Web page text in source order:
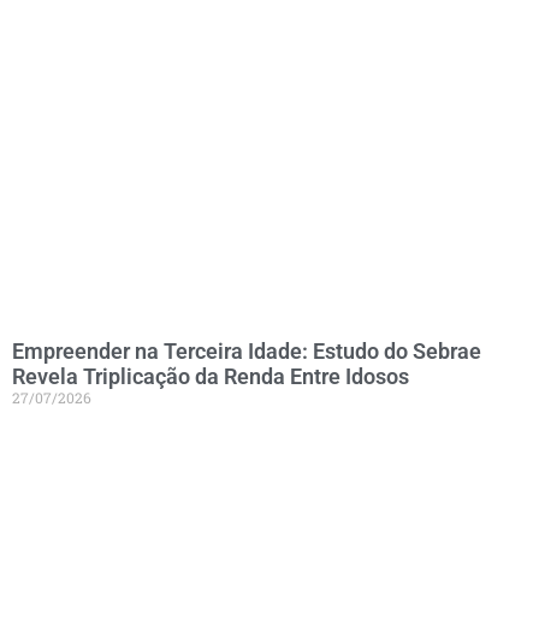
Empreender na Terceira Idade: Estudo do Sebrae
Revela Triplicação da Renda Entre Idosos
27/07/2026